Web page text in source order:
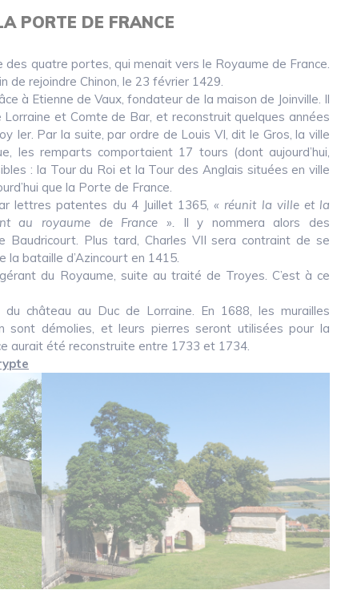
PORTE DE FRANCE
des quatre portes, qui menait vers le Royaume de France.
de rejoindre Chinon, le 23 février 1429.
à Etienne de Vaux, fondateur de la maison de Joinville. Il
et Comte de Bar, et reconstruit quelques années
Ier. Par la suite, par ordre de Louis VI, dit le Gros, la ville
les remparts comportaient 17 tours (dont aujourd’hui,
: la Tour du Roi et la Tour des Anglais situées en ville
que la Porte de France.
lettres patentes du 4 Juillet 1365,« réunit la ville et la
au royaume de France ».Il y nommera alors des
Baudricourt. Plus tard, Charles VII sera contraint de se
bataille d’Azincourt en 1415.
du Royaume, suite au traité de Troyes. C’est à ce
château au Duc de Lorraine. En 1688, les murailles
sont démolies, et leurs pierres seront utilisées pour la
aurait été reconstruite entre 1733 et 1734.